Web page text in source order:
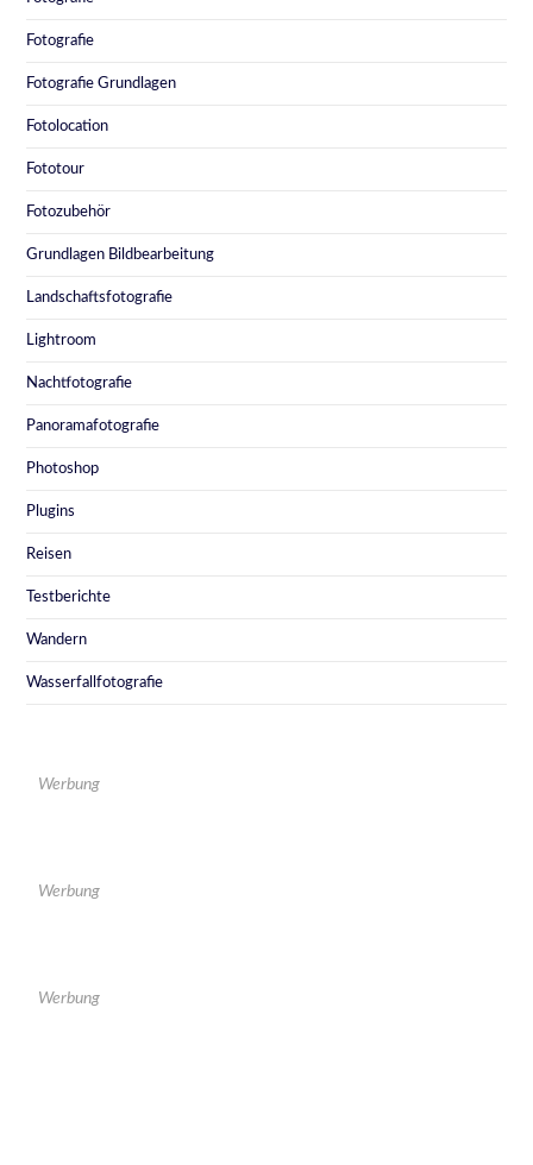
Fotografie
Fotografie Grundlagen
Fotolocation
Fototour
Fotozubehör
Grundlagen Bildbearbeitung
Landschaftsfotografie
Lightroom
Nachtfotografie
Panoramafotografie
Photoshop
Plugins
Reisen
Testberichte
Wandern
Wasserfallfotografie
Werbung
Werbung
Werbung